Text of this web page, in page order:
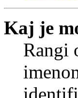
Kaj je
Rangi